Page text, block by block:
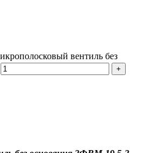
вентиль без